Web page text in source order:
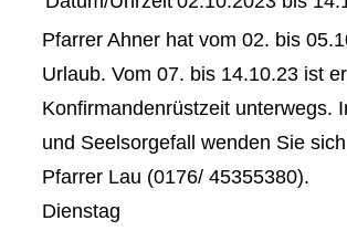
Pfarrer Ahner hat vom 02. bis
Urlaub. Vom 07. bis 14.10.23 ist
Konfirmandenrüstzeit unterwegs.
und Seelsorgefall wenden Sie
Pfarrer Lau (0176/ 45355380).
Dienstag